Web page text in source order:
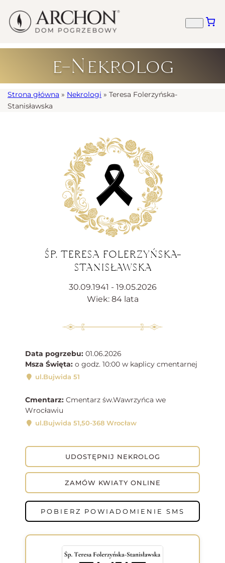
e-Nekrolog
Strona główna » Nekrologi » Teresa Folerzyńska-
Stanisławska
ŚP. TERESA FOLERZYŃSKA-
STANISŁAWSKA
30.09.1941 - 19.05.2026
Wiek: 84 lata
Data pogrzebu: 01.06.2026
Msza Święta: o godz. 10:00 w kaplicy cmentarnej
ul.Bujwida 51
Cmentarz: Cmentarz św.Wawrzyńca we
Wrocławiu
ul.Bujwida 51,50-368 Wrocław
UDOSTĘPNIJ NEKROLOG
ZAMÓW KWIATY ONLINE
POBIERZ POWIADOMIENIE SMS